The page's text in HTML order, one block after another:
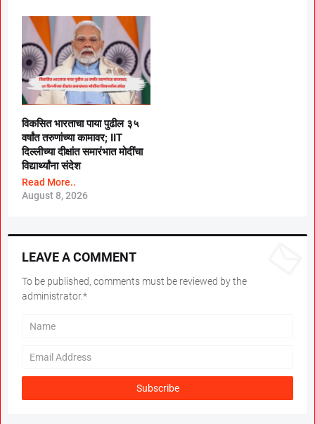
विकसित भारताचा पाया पुढील ३५
वर्षांत तरुणांच्या कामावर; IIT
दिल्लीच्या दीक्षांत समारंभात मोदींचा
विद्यार्थ्यांना संदेश
Read More..
August 8, 2026
LEAVE A COMMENT
To be published, comments must be reviewed by the
administrator.*